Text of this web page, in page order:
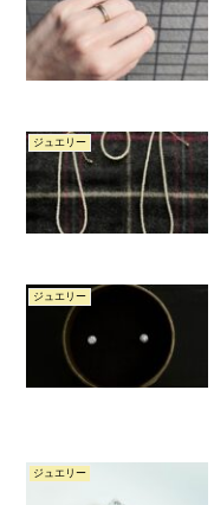
ジュエリー
ジュエリー
ジュエリー